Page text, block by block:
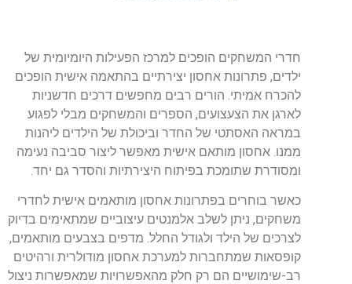
חדרי המשחקים הופכים למרכז הפעילות היומיומית של
ילדים, פתרונות אחסון יצירתיים בהתאמה אישית הופכים
להכרח אמיתי. הורים רבים מחפשים דרכים חדשניות
לארגן את הצעצועים, הספרים והמשחקים מבלי לפגוע
במראה האסתטי של החדר וביכולת של הילדים ליהנות
ממנו. אחסון מותאם אישית מאפשר ליצור סביבה נעימה
ומסודרת שתומכת בפיתוח היצירתיות והסדר גם יחד.
כאשר בוחרים בפתרונות אחסון מותאמים אישית לחדרי
משחקים, ניתן לשלב אלמנטים עיצוביים שמתאימים בדיוק
לצרכים של הילד ולגודל החלל. מדפים בצבעים מותאמים,
קופסאות שמתחברות למערכת אחסון מודולרית ורהיטים
רב-שימושיים הם רק חלק מהאפשרויות שמאפשרות ניצול